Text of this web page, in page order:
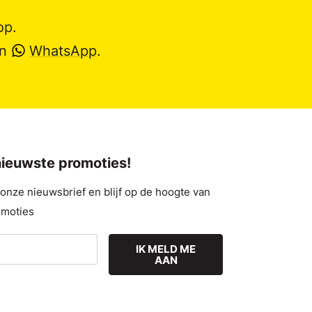
WhatsApp.
promoties!
nieuwsbrief en blijf op de hoogte van
IK MELD ME
AAN